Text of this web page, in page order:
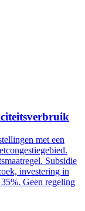
met een
Subsidie
investering in
Geen regeling